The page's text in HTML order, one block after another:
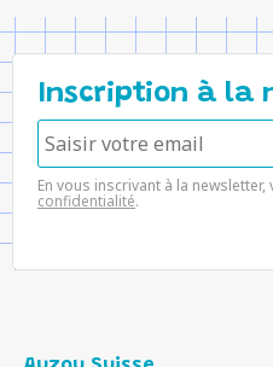
Inscription à la
En vous inscrivant à la
confidentialité.